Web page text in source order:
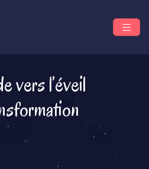
vers l’éveil